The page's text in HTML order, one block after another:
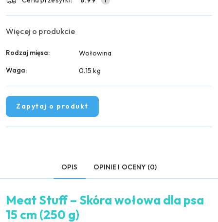
Więcej o produkcie
Rodzaj mięsa:
Wołowina
Waga:
0.15 kg
Zapytaj o produkt
OPIS OPINIE I OCENY (0)
Meat Stuff – Skóra wołowa dla psa
15 cm (250 g)